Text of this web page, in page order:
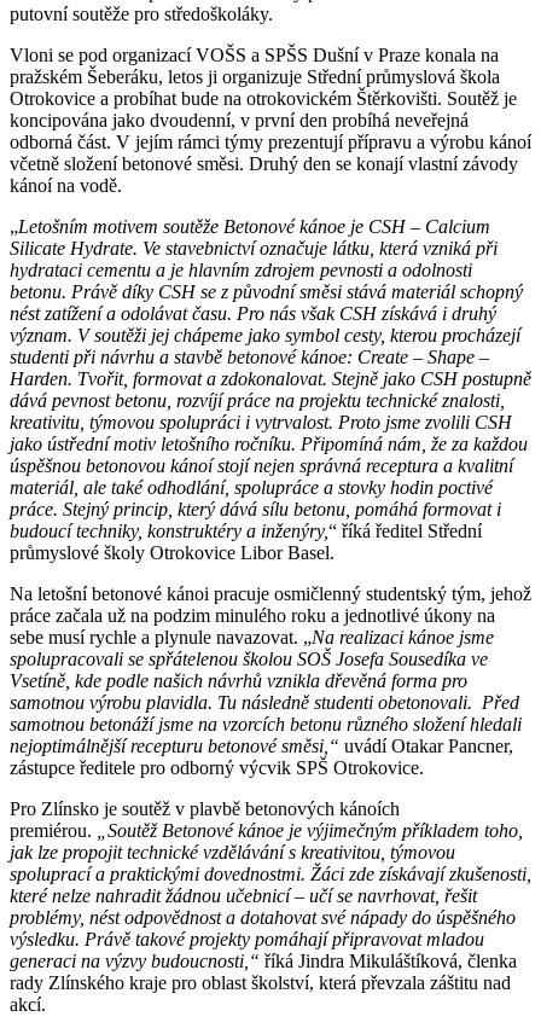
putovní soutěže pro středoškoláky.
Vloni se pod organizací VOŠS a SPŠS Dušní v Praze konala na
pražském Šeberáku, letos ji organizuje Střední průmyslová škola
Otrokovice a probíhat bude na otrokovickém Štěrkovišti. Soutěž je
koncipována jako dvoudenní, v první den probíhá neveřejná
odborná část. V jejím rámci týmy prezentují přípravu a výrobu kánoí
včetně složení betonové směsi. Druhý den se konají vlastní závody
kánoí na vodě.
„Letošním motivem soutěže Betonové kánoe je CSH – Calcium
Silicate Hydrate. Ve stavebnictví označuje látku, která vzniká při
hydrataci cementu a je hlavním zdrojem pevnosti a odolnosti
betonu. Právě díky CSH se z původní směsi stává materiál schopný
nést zatížení a odolávat času. Pro nás však CSH získává i druhý
význam. V soutěži jej chápeme jako symbol cesty, kterou procházejí
studenti při návrhu a stavbě betonové kánoe: Create – Shape –
Harden. Tvořit, formovat a zdokonalovat. Stejně jako CSH postupně
dává pevnost betonu, rozvíjí práce na projektu technické znalosti,
kreativitu, týmovou spolupráci i vytrvalost. Proto jsme zvolili CSH
jako ústřední motiv letošního ročníku. Připomíná nám, že za každou
úspěšnou betonovou kánoí stojí nejen správná receptura a kvalitní
materiál, ale také odhodlání, spolupráce a stovky hodin poctivé
práce. Stejný princip, který dává sílu betonu, pomáhá formovat i
budoucí techniky, konstruktéry a inženýry,“ říká ředitel Střední
průmyslové školy Otrokovice Libor Basel.
Na letošní betonové kánoi pracuje osmičlenný studentský tým, jehož
práce začala už na podzim minulého roku a jednotlivé úkony na
sebe musí rychle a plynule navazovat. „Na realizaci kánoe jsme
spolupracovali se spřátelenou školou SOŠ Josefa Sousedíka ve
Vsetíně, kde podle našich návrhů vznikla dřevěná forma pro
samotnou výrobu plavidla. Tu následně studenti obetonovali. Před
samotnou betonáží jsme na vzorcích betonu různého složení hledali
nejoptimálnější recepturu betonové směsi,“ uvádí Otakar Pancner,
zástupce ředitele pro odborný výcvik SPŠ Otrokovice.
Pro Zlínsko je soutěž v plavbě betonových kánoích
premiérou.
„Soutěž Betonové kánoe je výjimečným příkladem toho,
jak lze propojit technické vzdělávání s kreativitou, týmovou
spoluprací a praktickými dovednostmi. Žáci zde získávají zkušenosti,
které nelze nahradit žádnou učebnicí – učí se navrhovat, řešit
problémy, nést odpovědnost a dotahovat své nápady do úspěšného
výsledku. Právě takové projekty pomáhají připravovat mladou
generaci na výzvy budoucnosti,“ říká Jindra Mikuláštíková, členka
rady Zlínského kraje pro oblast školství, která převzala záštitu nad
akcí.